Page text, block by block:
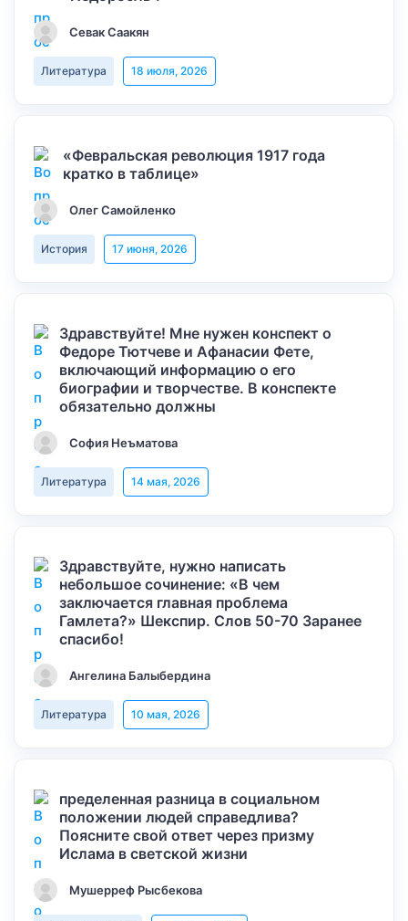
Севак Саакян
Литература 18 июля, 2026
«Февральская революция 1917 года
кратко в таблице»
Олег Самойленко
История 17 июня, 2026
Здравствуйте! Мне нужен конспект о
Федоре Тютчеве и Афанасии Фете,
включающий информацию о его
биографии и творчестве. В конспекте
обязательно должны
София Неъматова
Литература 14 мая, 2026
Здравствуйте, нужно написать
небольшое сочинение: «В чем
заключается главная проблема
Гамлета?» Шекспир. Слов 50-70 Заранее
спасибо!
Ангелина Балыбердина
Литература 10 мая, 2026
пределенная разница в социальном
положении людей справедлива?
Поясните свой ответ через призму
Ислама в светской жизни
Мушерреф Рысбекова